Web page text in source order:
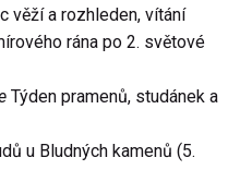
věží a rozhleden, vítání
rána po 2. světové
Týden pramenů, studánek a
u Bludných kamenů (5.